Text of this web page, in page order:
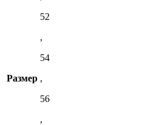
Размер
52
,
54
,
56
,